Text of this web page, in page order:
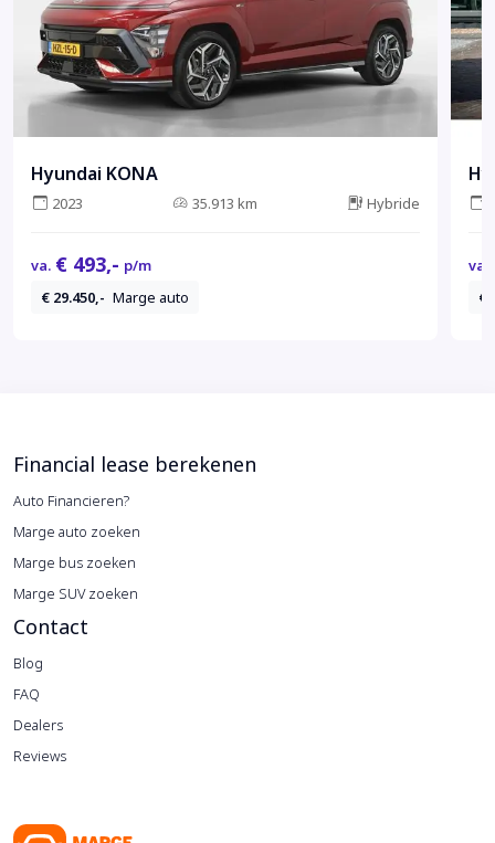
Hyundai KONA
2023 35.913 km Hybride
va. € 493,- p/m
€ 29.450,- Marge auto
va.
€
Financial lease berekenen
Auto Financieren?
Marge auto zoeken
Marge bus zoeken
Marge SUV zoeken
Contact
Blog
FAQ
Dealers
Reviews